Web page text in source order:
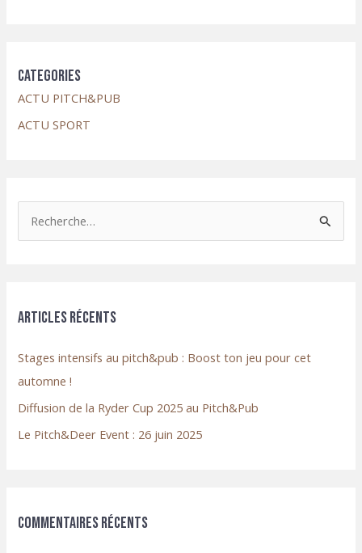
Categories
ACTU PITCH&PUB
ACTU SPORT
c
h
Articles récents
Stages intensifs au pitch&pub : Boost ton jeu pour cet
automne !
Diffusion de la Ryder Cup 2025 au Pitch&Pub
Le Pitch&Deer Event : 26 juin 2025
Commentaires récents